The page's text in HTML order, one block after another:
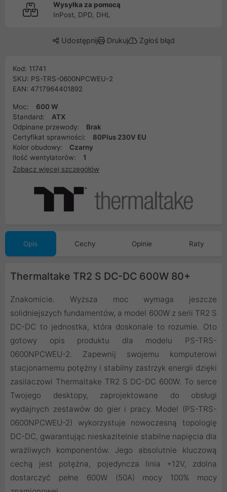
Wysyłka za pomocą
InPost, DPD, DHL
Udostępnij Drukuj Zgłoś błąd
Kod: 11741
SKU: PS-TRS-0600NPCWEU-2
EAN: 4717964401892
Moc:
600 W
Standard:
ATX
Odpinane przewody:
Brak
Certyfikat sprawności:
80Plus 230V EU
Kolor obudowy:
Czarny
Ilość wentylatorów:
1
Zobacz więcej szczegółów
Opis Cechy Opinie Raty
Thermaltake TR2 S DC-DC 600W 80+
Znakomicie. Wyższa moc wymaga jeszcze
solidniejszych fundamentów, a model 600W z serii TR2 S
DC-DC to jednostka, która doskonale to rozumie. Oto
gotowy opis produktu dla modelu PS-TRS-
0600NPCWEU-2. Zapewnij swojemu komputerowi
stacjonarnemu potężny i stabilny zastrzyk energii dzięki
zasilaczowi Thermaltake TR2 S DC-DC 600W. To serce
Twojego desktopy, zaprojektowane do obsługi
wydajnych zestawów do gier i pracy. Model (PS-TRS-
0600NPCWEU-2) wykorzystuje nowoczesną topologię
DC-DC, gwarantując nieskazitelnie stabilne napięcia dla
wrażliwych komponentów. Jego absolutnie kluczową
cechą jest potężna, pojedyncza linia +12V, zdolna
dostarczyć pełne 600W (50A) mocy 100% mocy